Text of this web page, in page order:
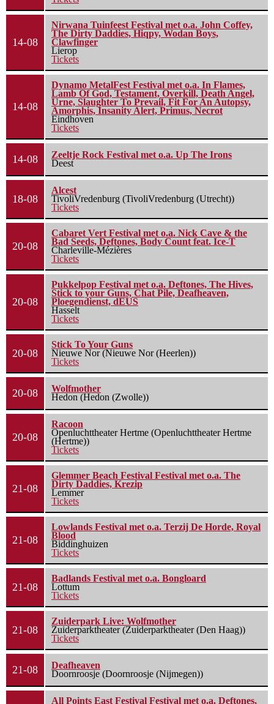
14-08
Nirwana Tuinfeest Festival met o.a. John Coffey,
The Dirty Daddies, Hiqpy, Wodan Boys,
Clawfinger
Lierop
Tickets
14-08
Dynamo MetalFest Festival met o.a. In Flames,
Lamb Of God, Testament, Overkill, Death Angel,
Urne, Slaughter To Prevail, Fit For An Autopsy,
Amorphis, Insanity Alert, Primus, Necrot
Eindhoven
Tickets
14-08
Zeeltje Rock Festival met o.a. Up The Irons
Deest
18-08
Alcest
TivoliVredenburg (TivoliVredenburg (Utrecht))
Tickets
20-08
Cabaret Vert Festival met o.a. Nick Cave & the
Bad Seeds, Deftones, Body Count feat. Ice-T
Charleville-Mézières
Tickets
20-08
Pukkelpop Festival met o.a. Deftones, The Hives,
Stick to your Guns, Chat Pile, Deafheaven,
Ploegendienst, dEUS
Hasselt
Tickets
20-08
Stick To Your Guns
Nieuwe Nor (Nieuwe Nor (Heerlen))
Tickets
20-08
Wolfmother
Hedon (Hedon (Zwolle))
20-08
Racoon
Openluchttheater Hertme (Openluchttheater Hertme
(Hertme))
Tickets
21-08
Glemmer Beach Festival Festival met o.a. The
Dirty Daddies, Krezip
Lemmer
Tickets
21-08
Lowlands Festival met o.a. Terzij De Horde, Royal
Blood
Biddinghuizen
Tickets
21-08
Badlands Festival met o.a. Bongloard
Lottum
Tickets
21-08
Zuiderpark Live: Wolfmother
Zuiderparktheater (Zuiderparktheater (Den Haag))
Tickets
21-08
Deafheaven
Doornroosje (Doornroosje (Nijmegen))
All Points East Festival Festival met o.a. Deftones,